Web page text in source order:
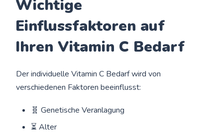
Wichtige
Einflussfaktoren auf
Ihren Vitamin C Bedarf
Der individuelle Vitamin C Bedarf wird von
verschiedenen Faktoren beeinflusst:
🧬 Genetische Veranlagung
⏳ Alter